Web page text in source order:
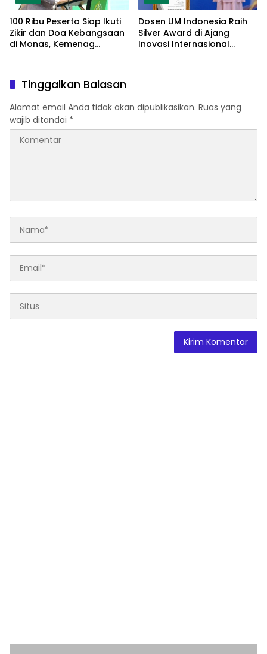
100 Ribu Peserta Siap Ikuti
Zikir dan Doa Kebangsaan
di Monas, Kemenag
Dosen UM Indonesia Raih
Silver Award di Ajang
Inovasi Internasional
Tinggalkan Balasan
Alamat email Anda tidak akan dipublikasikan. Ruas yang
wajib ditandai *